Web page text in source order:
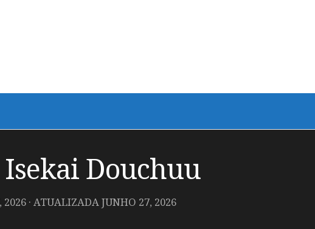
Douchuu
2026 · ATUALIZADAJUNHO 27, 2026